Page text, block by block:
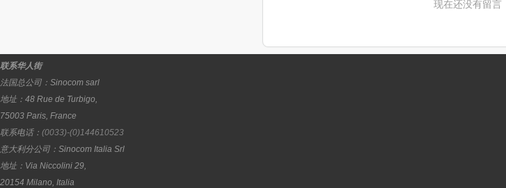
现在还没有留言
联系华人街
法国总公司： Sinocom sarl
地址： 48 Rue de Turbigo,
75003 Paris, France
联系电话： (0033)-(0)144610523
意大利分公司： Sinocom Italia Srl
地址： Via Niccolini 29,
20154 Milano, Italia